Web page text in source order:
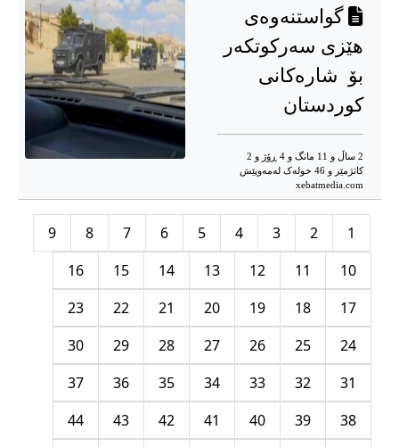
گواستنه‌وه‌ی
هێزی سه‌ركوتكەر
بۆ شارەکانی
کوردستان
2 ساڵ و 11 مانگ و 4 ڕۆژ و 2
کاتژمێر و 46 خوله‌ک له‌مه‌وپێش‌
xebatmedia.com
1
2
3
4
5
6
7
8
9
10
11
12
13
14
15
16
17
18
19
20
21
22
23
24
25
26
27
28
29
30
31
32
33
34
35
36
37
38
39
40
41
42
43
44